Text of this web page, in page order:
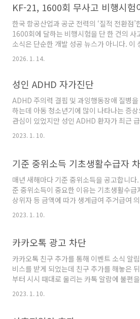
도 높은 제품들을 선보이고 있습니다. 호간..
표에서 주목해야 할 점은 가치 판단이나 이념
자와 조건이다. 정부가 원전 이용률이라는
인 지표를 전면에 내세웠다는 사실 자체가
준다.‘원전 확대’가 아니라 ‘원전 활용’이라
반복적으로 등장하는 단어는 ‘신규 건설’보
KF-21, 1600회 무사고 비행시험
한국 항공산업과 공군 전력의 ‘질적 전환점
1600회에 달하는 비행시험을 단 한 건의 사
소식은 단순한 개발 성공 뉴스가 아니다. 이
의 신뢰성을 한 단계 끌어올렸을 뿐 아니라,
국’에서 ‘완성국’으로 이동했음을 상징하는
는 KF-21 비행시험 성공이 가지는 군사적·
중심으로, 우리가 왜 이 성과를 주목해야
단순한 ‘국산 전투기’가 아닌 이유KF-21은
불린다. 하지만 정확히 말하면, 이 기체는 한
통합 능력을 증명한 첫 본격 다목적 전투기
기체를 만드는 문제가 아니다.항공역학비행
2026. 1. 14.
성인 ADHD 자가진단
ADHD 주의력 결핍 및 과잉행동장애 질병을
하는데 아동 청소년기에 많이 나타나는 증
관심이 있었지만 성인 ADHD 환자가 최근
하고 있습니다. 치료 또한 쉬운 과정은 아니지
방치하는 경우 자신은 물론 주변 사람들의 피
집중하기 어렵고 지적을 해도 쉬게 고쳐지
않습니다. 한곳에 오래 집중하는 것을 어려워
기 때문에 말이나 행동등 일상의 규칙을 이
고 행동하려는 욕구를 참지 못하는 증상이
납니다. 일상적인 행동이나 습관을 통해 그
을 예측할 수 있는데 질환의 정확한 원인은 알
울증과 공황장애 같은 정신적인 질환으로 이
사회생활에 어려움..
2023. 1. 10.
매년 새해마다 기준 중위소득을 공고합니다.
준 중위소득이 중요한 이유는 기초생활수급
상위자 등 금액에 따가 생계급여 주거급여
건복지부에서 심의를 거쳐 국민 가구소득의
득 4인 가구기준 2022년 대비 5.47% 인상 된
540만 964원으로 국민기초생활 보장법에 따
급여의 기준 등에 활용하는 기준 중위소득
음과 같이 정하였습니다. 대한민국 4인가구
1등에서 100등 까지 나열했을 때 가중 중간
째 나타나 있는 가구의 소득을 뜻하는 것입니
2023. 1. 10.
카카오톡 광고 차단
카카오톡 친구 추가를 통해 이벤트 소식 알
비스를 받게 되었는데 친구 추가를 해놓은
부터 시시 때대로 울리는 카톡 알람에 불편
칠이 지난 뒤 다시 광고 알림이 나타나는데 간
2023. 1. 10.